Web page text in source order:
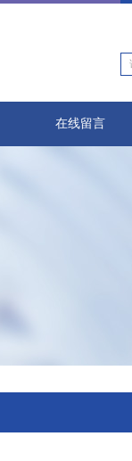
在线留言